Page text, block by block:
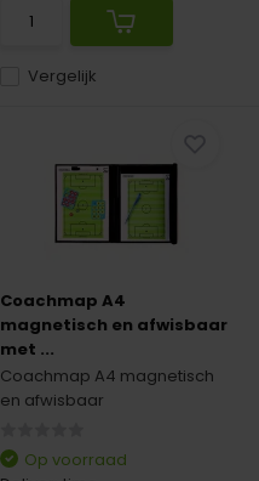
Vergelijk
Coachmap A4
magnetisch en afwisbaar
met ...
Coachmap A4 magnetisch
en afwisbaar
Op voorraad